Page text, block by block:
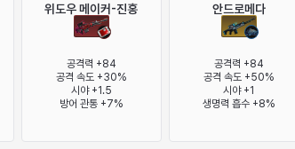
위도우 메이커-진홍
공격력 +84
공격 속도 +30%
시야 +1.5
방어 관통 +7%
안드로메다
공격력 +84
공격 속도 +50%
시야 +1
생명력 흡수 +8%